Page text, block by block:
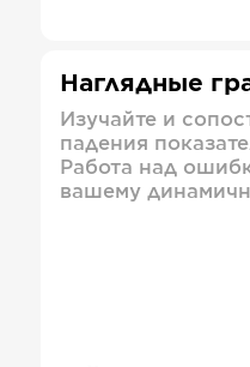
Наглядные
Изучайте и
падения
Работа над
вашему